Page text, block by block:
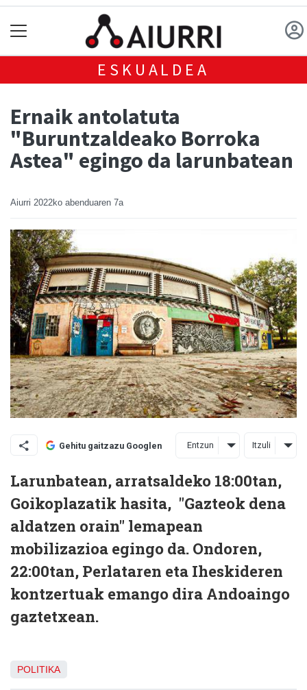
ESKUALDEA
Ernaik antolatuta
"Buruntzaldeako Borroka
Astea" egingo da larunbatean
Aiurri 2022ko abenduaren 7a
Gehitu gaitzazu Googlen Entzun Itzuli
Larunbatean, arratsaldeko 18:00tan,
Goikoplazatik hasita, "Gazteok dena
aldatzen orain" lemapean
mobilizazioa egingo da. Ondoren,
22:00tan, Perlataren eta Iheskideren
kontzertuak emango dira Andoaingo
gaztetxean.
POLITIKA